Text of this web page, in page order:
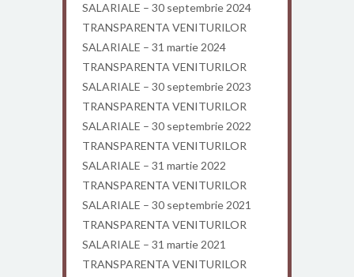
SALARIALE – 30 septembrie 2024
TRANSPARENTA VENITURILOR
SALARIALE – 31 martie 2024
TRANSPARENTA VENITURILOR
SALARIALE – 30 septembrie 2023
TRANSPARENTA VENITURILOR
SALARIALE – 30 septembrie 2022
TRANSPARENTA VENITURILOR
SALARIALE – 31 martie 2022
TRANSPARENTA VENITURILOR
SALARIALE – 30 septembrie 2021
TRANSPARENTA VENITURILOR
SALARIALE – 31 martie 2021
TRANSPARENTA VENITURILOR